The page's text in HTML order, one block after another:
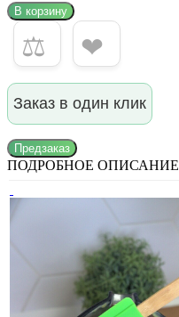
В корзину
⚖ ❤
Заказ в один клик
Предзаказ
ПОДРОБНОЕ ОПИСАНИЕ